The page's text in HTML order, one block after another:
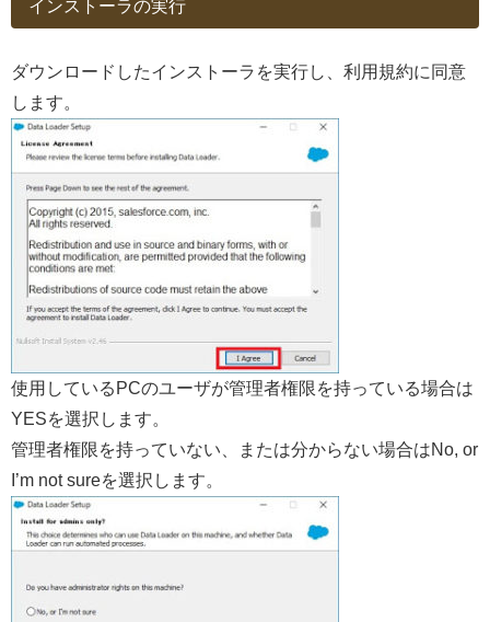
インストーラの実行
ダウンロードしたインストーラを実行し、利用規約に同意
します。
使用しているPCのユーザが管理者権限を持っている場合は
YESを選択します。
管理者権限を持っていない、または分からない場合はNo, or
I’m not sureを選択します。